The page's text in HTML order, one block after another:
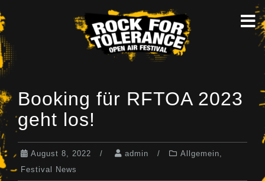
to
content
Booking für RFTOA 2023
geht los!
August 8, 2022 admin Allgemein,
Festival News